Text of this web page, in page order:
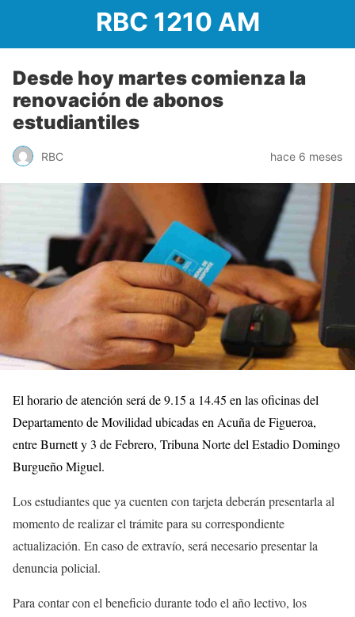
RBC 1210 AM
Desde hoy martes comienza la
renovación de abonos
estudiantiles
RBC hace 6 meses
El horario de atención será de 9.15 a 14.45 en las oficinas del
Departamento de Movilidad ubicadas en Acuña de Figueroa,
entre Burnett y 3 de Febrero, Tribuna Norte del Estadio Domingo
Burgueño Miguel.
Los estudiantes que ya cuenten con tarjeta deberán presentarla al
momento de realizar el trámite para su correspondiente
actualización. En caso de extravío, será necesario presentar la
denuncia policial.
Para contar con el beneficio durante todo el año lectivo, los